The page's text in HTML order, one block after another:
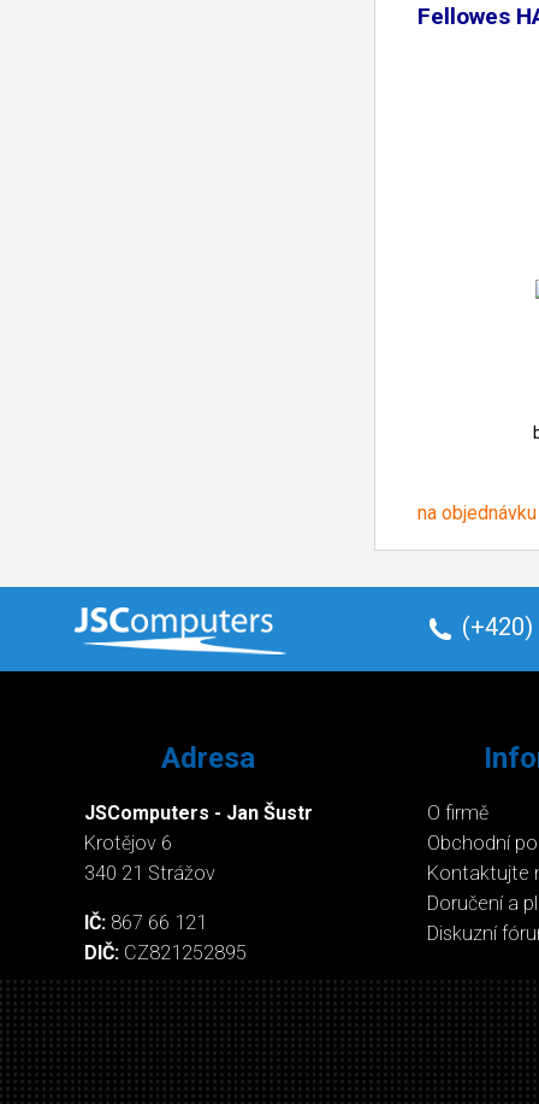
Fellowes
na objednávku
(+420)
Adresa
JSComputers - Jan Šustr
Krotějov 6
340 21 Strážov
IČ: 867 66 121
DIČ: CZ821252895
O firmě
Obchodní
Kontaktujte
Doručení a
Diskuzní